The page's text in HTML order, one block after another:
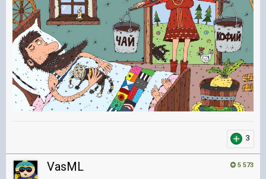
3
5 573
VasML